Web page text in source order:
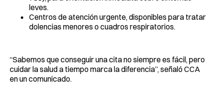
leves.
Centros de atención urgente, disponibles para tratar
dolencias menores o cuadros respiratorios.
“Sabemos que conseguir una cita no siempre es fácil, pero
cuidar la salud a tiempo marca la diferencia”, señaló CCA
en un comunicado.